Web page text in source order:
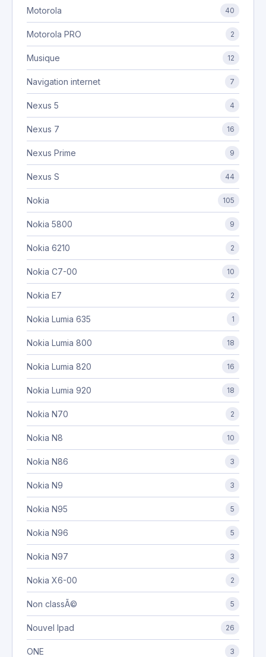
Motorola 40
Motorola PRO 2
Musique 12
Navigation internet 7
Nexus 5 4
Nexus 7 16
Nexus Prime 9
Nexus S 44
Nokia 105
Nokia 5800 9
Nokia 6210 2
Nokia C7-00 10
Nokia E7 2
Nokia Lumia 635 1
Nokia Lumia 800 18
Nokia Lumia 820 16
Nokia Lumia 920 18
Nokia N70 2
Nokia N8 10
Nokia N86 3
Nokia N9 3
Nokia N95 5
Nokia N96 5
Nokia N97 3
Nokia X6-00 2
Non classÃ© 5
Nouvel Ipad 26
ONE 3